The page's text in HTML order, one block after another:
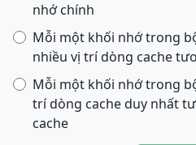
nhớ chính
Mỗi một khối nhớ trong
nhiều vị trí dòng cache
Mỗi một khối nhớ trong
trí dòng cache duy nhất tương ứng trong bộ nhớ
cache